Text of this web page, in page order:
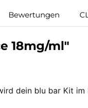
Bewertungen
18mg/ml"
dein blu bar Kit